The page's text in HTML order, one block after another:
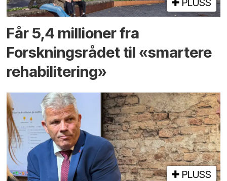
PLUSS
Får 5,4 millioner fra
Forskningsrådet til «smartere
rehabilitering»
PLUSS